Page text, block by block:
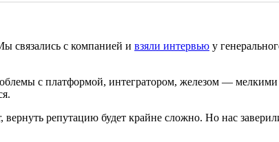
связались с компанией и взяли интервью у
с платформой, интегратором, железом — мелкими
репутацию будет крайне сложно. Но нас